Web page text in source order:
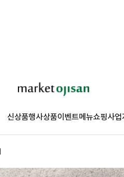
신상품행사상품이벤트메뉴쇼핑사업